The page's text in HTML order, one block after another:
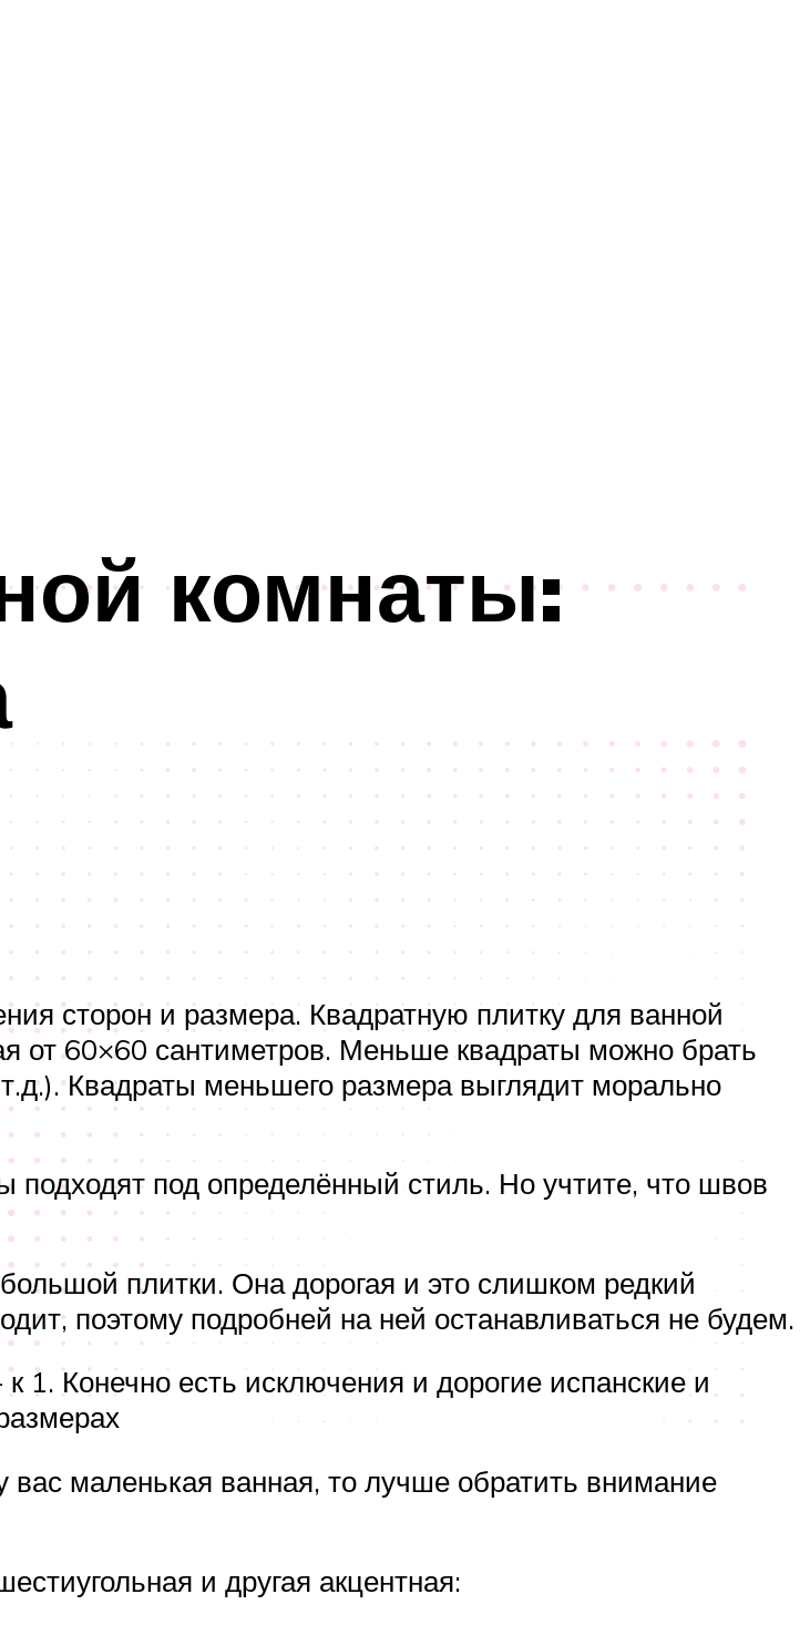
комнаты:
сторон и размера. Квадратную плитку для ванной
от 60×60 сантиметров. Меньше квадраты можно брать
Квадраты меньшего размера выглядит морально
под определённый стиль. Но учтите, что швов
плитки. Она дорогая и это слишком редкий
поэтому подробней на ней останавливаться не будем.
Конечно есть исключения и дорогие испанские и
маленькая ванная, то лучше обратить внимание
и другая акцентная: